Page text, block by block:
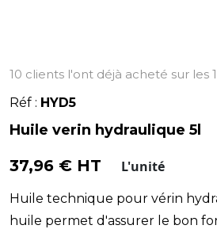
10 clients l'ont déjà acheté sur les
Réf : HYD5
Huile verin hydraulique 5l
37,96 € HT L'unité
Huile technique pour vérin
huile permet d'assurer le bon